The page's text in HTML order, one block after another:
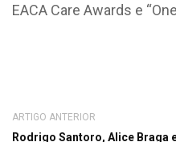
EACA Care Awards e
ARTIGO ANTERIOR
Rodrigo Santoro, Alice Braga